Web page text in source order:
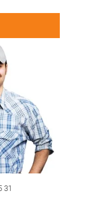
31